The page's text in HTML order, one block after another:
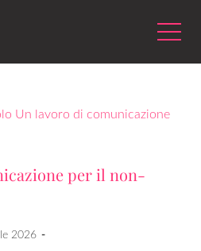
per il non-
2026